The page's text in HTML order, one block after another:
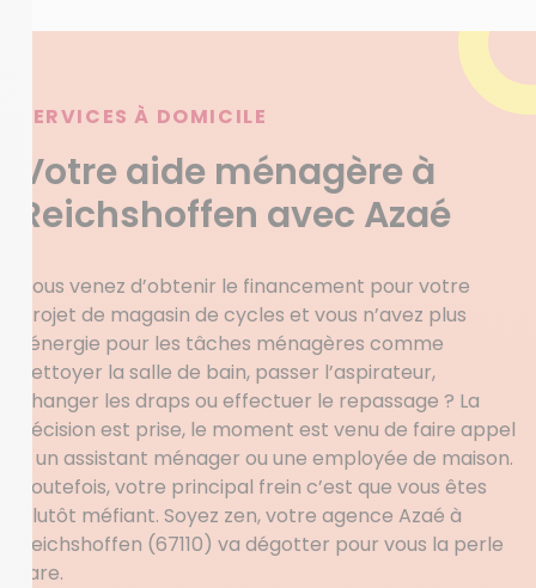
SERVICES À DOMICILE
Votre aide ménagère à
Reichshoffen avec Azaé
Vous venez d’obtenir le financement pour votre
projet de magasin de cycles et vous n’avez plus
l’énergie pour les tâches ménagères comme
nettoyer la salle de bain, passer l’aspirateur,
changer les draps ou effectuer le repassage ? La
décision est prise, le moment est venu de faire appel
à un assistant ménager ou une employée de maison.
Toutefois, votre principal frein c’est que vous êtes
plutôt méfiant. Soyez zen, votre agence Azaé à
Reichshoffen (67110) va dégotter pour vous la perle
rare.